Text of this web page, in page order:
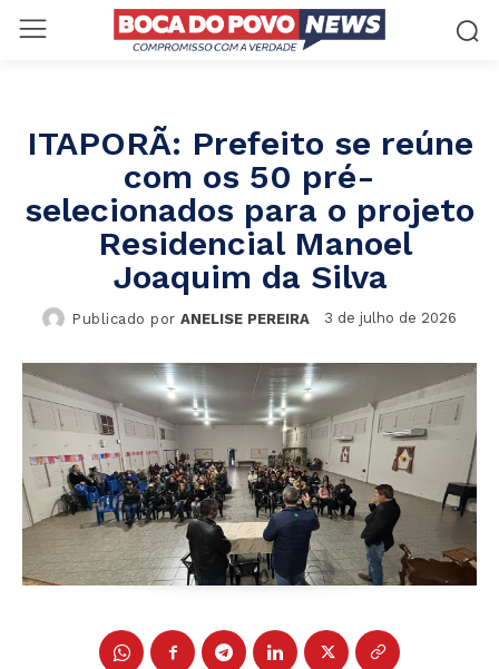
ITAPORÃ: Prefeito se reúne
com os 50 pré-
selecionados para o projeto
Residencial Manoel
Joaquim da Silva
Publicado por ANELISE PEREIRA 3 de julho de 2026